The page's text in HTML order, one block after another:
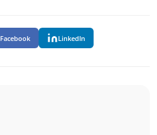
Facebook LinkedIn